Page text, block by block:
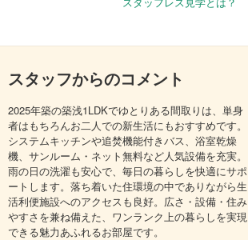
スタッフからのコメント
2025年築の築浅1LDKでゆとりある間取りは、単身
者はもちろんお二人での新生活にもおすすめです。
システムキッチンや追焚機能付きバス、浴室乾燥
機、サンルーム・ネット無料など人気設備を充実。
雨の日の洗濯も安心で、毎日の暮らしを快適にサポ
ートします。落ち着いた住環境の中でありながら生
活利便施設へのアクセスも良好。広さ・設備・住み
やすさを兼ね備えた、ワンランク上の暮らしを実現
できる魅力あふれるお部屋です。